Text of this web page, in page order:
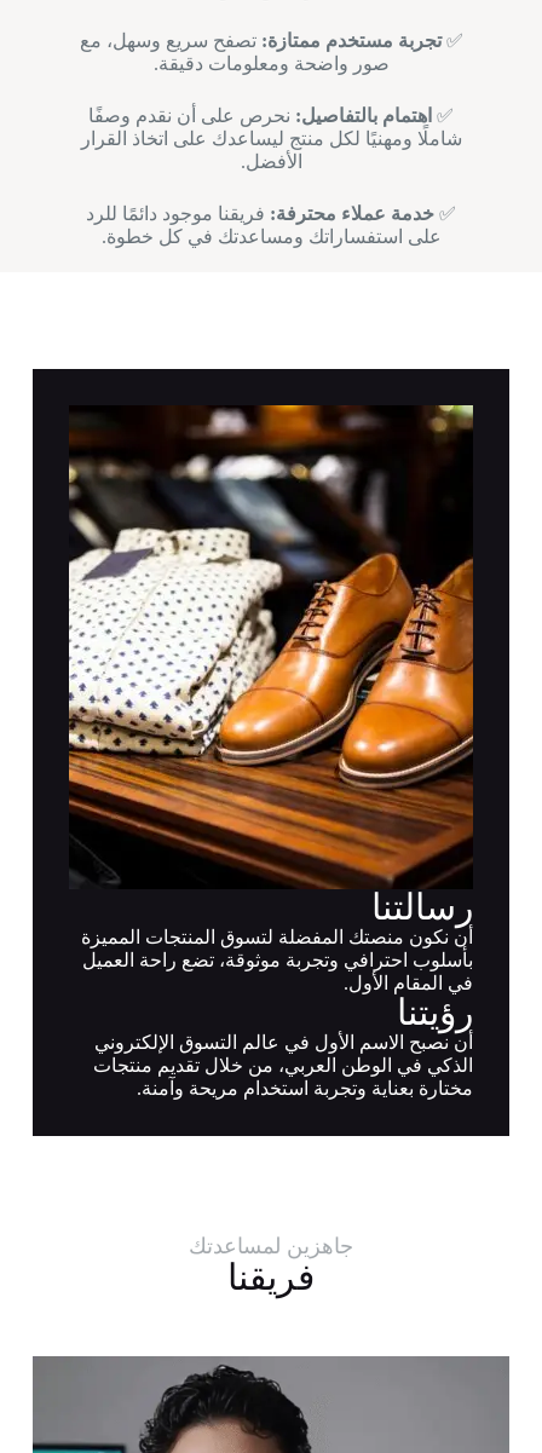
✅تجربة مستخدم ممتازة: تصفح سريع وسهل، مع
صور واضحة ومعلومات دقيقة.
✅ اهتمام بالتفاصيل: نحرص على أن نقدم وصفًا
شاملًا ومهنيًا لكل منتج ليساعدك على اتخاذ القرار
الأفضل.
✅ خدمة عملاء محترفة: فريقنا موجود دائمًا للرد
على استفساراتك ومساعدتك في كل خطوة.
رسالتنا
أن نكون منصتك المفضلة لتسوق المنتجات المميزة
بأسلوب احترافي وتجربة موثوقة، تضع راحة العميل
في المقام الأول.
رؤيتنا
أن نصبح الاسم الأول في عالم التسوق الإلكتروني
الذكي في الوطن العربي، من خلال تقديم منتجات
مختارة بعناية وتجربة استخدام مريحة وآمنة.
جاهزين لمساعدتك
فريقنا